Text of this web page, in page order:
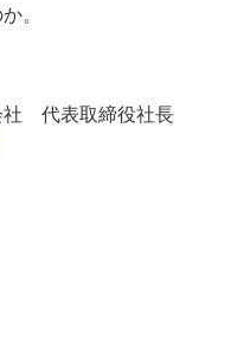
。
社 代表取締役社長